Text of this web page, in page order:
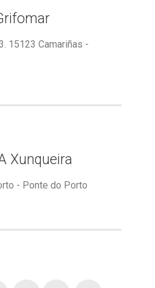
15123 Camariñas -
Xunqueira
- Ponte do Porto